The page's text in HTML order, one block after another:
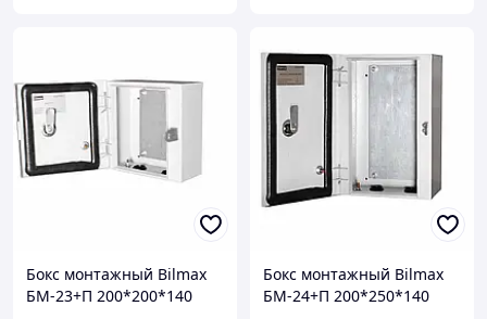
Бокс монтажный Bilmax
БМ-23+П 200*200*140
Бокс монтажный Bilmax
БМ-24+П 200*250*140